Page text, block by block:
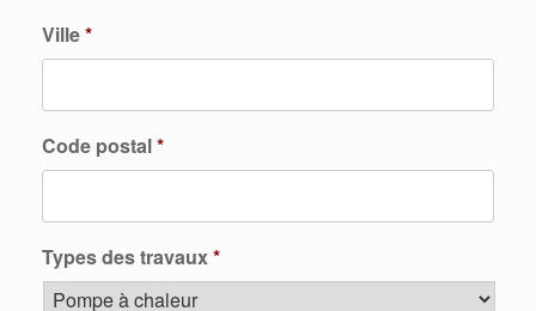
Ville*
Code postal*
Types des travaux*